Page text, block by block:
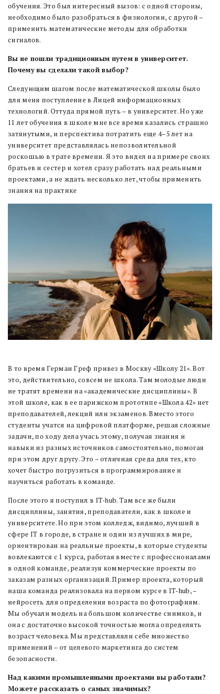
обучения. Это был интересный вызов: с одной стороны,
необходимо было разобраться в физиологии, с другой –
применить математические методы для обработки
сигналов.
Вы не пошли традиционным путем в университет.
Почему вы сделали такой выбор?
Следующим шагом после математической школы было
для меня поступление в Лицей информационных
технологий. Оттуда прямой путь – в университет. Но уже
11 лет обучения в школе мне все время казались страшно
затянутыми, и перспектива потратить еще 4–5 лет на
университет представлялась непозволительной
роскошью в трате времени. Я это видел на примере своих
братьев и сестер и хотел сразу работать над реальными
проектами, а не ждать несколько лет, чтобы применить
знания на практике
В то время Герман Греф привез в Москву «Школу 21». Вот
это, действительно, совсем не школа. Там молодые люди
не тратят времени на «академические дисциплины». В
этой школе, как в ее парижском прототипе «Школа 42» нет
преподавателей, лекций или экзаменов. Вместо этого
студенты учатся на цифровой платформе, решая сложные
задачи, по ходу дела учась этому, получая знания и
навыки из разных источников самостоятельно, помогая
при этом друг другу. Это – отличная среда для тех, кто
хочет быстро погрузиться в программирование и
научиться работать в команде.
После этого я поступил в IT-hub. Там все же были
дисциплины, занятия, преподаватели, как в школе и
университете. Но при этом колледж, видимо, лучший в
сфере IT в городе, в стране и один из лучших в мире,
ориентирован на реальные проекты, в которые студенты
вовлекаются с 1 курса, работая вместе с профессионалами
в одной команде, реализуя коммерческие проекты по
заказам разных организаций. Пример проекта, который
наша команда реализовала на первом курсе в IT-hub, –
нейросеть для определения возраста по фотографиям.
Мы обучали модель на большом количестве снимков, и
она с достаточно высокой точностью могла определять
возраст человека. Мы представляли себе множество
применений – от целевого маркетинга до систем
безопасности.
Над какими промышленными проектами вы работали?
Можете рассказать о самых значимых?